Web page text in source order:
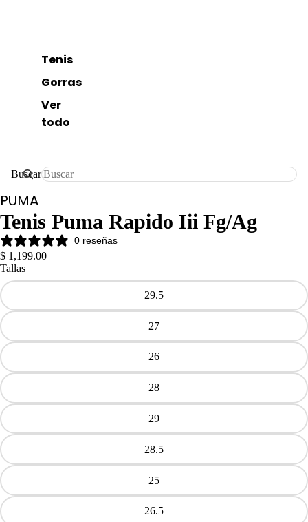
Tenis
Gorras
Ver
todo
Buscar
PUMA
Tenis Puma Rapido Iii Fg/ag
0 reseñas
$ 1,199.00
Tallas
29.5
27
26
28
29
28.5
25
26.5